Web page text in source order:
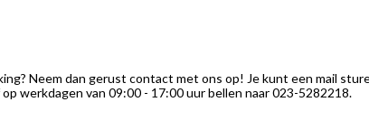
Neem dan gerust contact met ons op! Je kunt een mail
werkdagen van 09:00 - 17:00 uur bellen naar 023-5282218.